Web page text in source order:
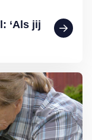
‘Als jij
beleving van een